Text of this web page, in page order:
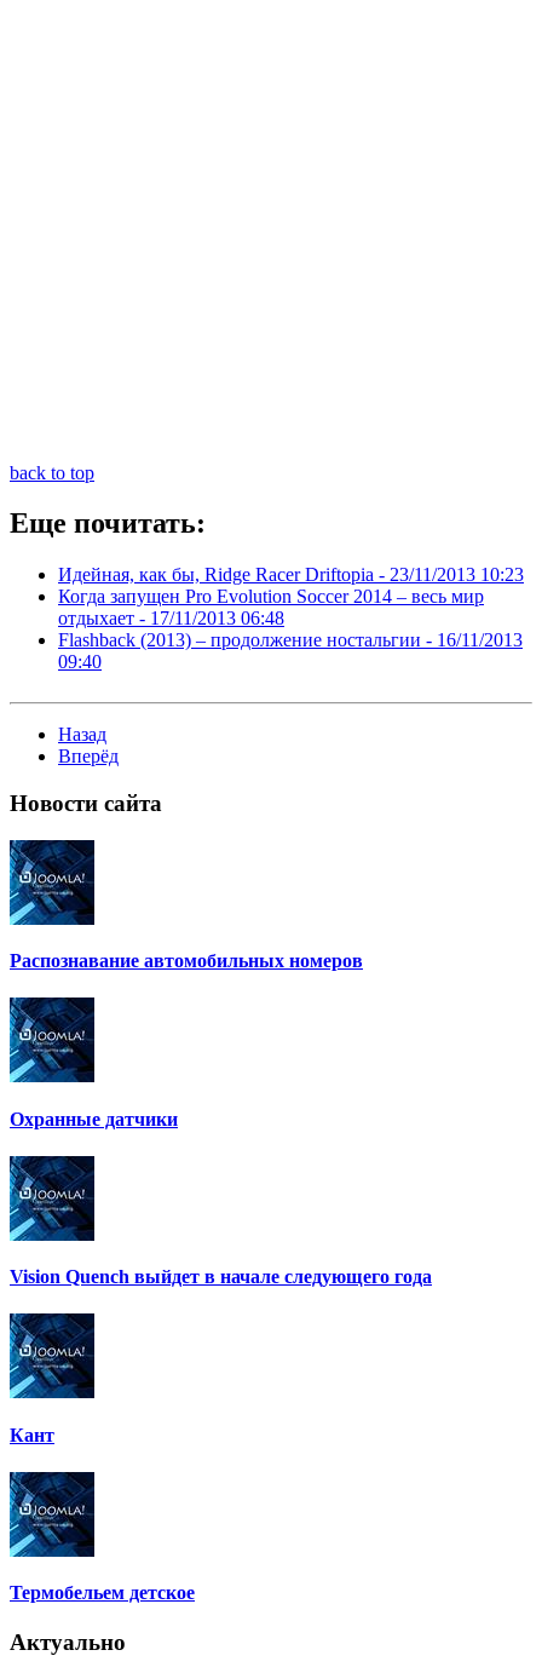
back to top
Еще почитать:
Идейная, как бы, Ridge Racer Driftopia - 23/11/2013 10:23
Когда запущен Pro Evolution Soccer 2014 – весь мир
отдыхает - 17/11/2013 06:48
Flashback (2013) – продолжение ностальгии - 16/11/2013
09:40
Назад
Вперёд
Новости сайта
Распознавание автомобильных номеров
Охранные датчики
Vision Quench выйдет в начале следующего года
Кант
Термобельем детское
Актуально